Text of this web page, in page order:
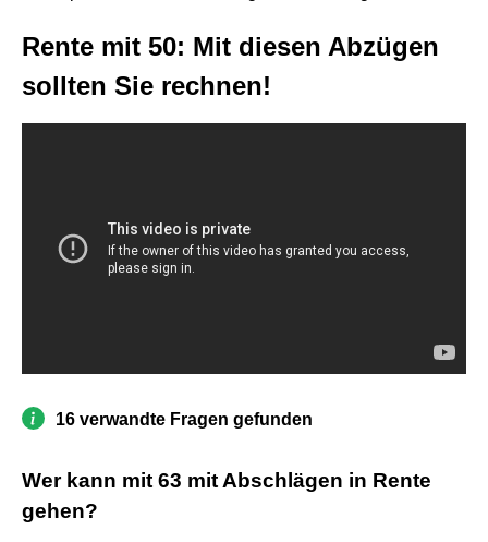
Rente mit 50: Mit diesen Abzügen
sollten Sie rechnen!
16 verwandte Fragen gefunden
Wer kann mit 63 mit Abschlägen in Rente
gehen?